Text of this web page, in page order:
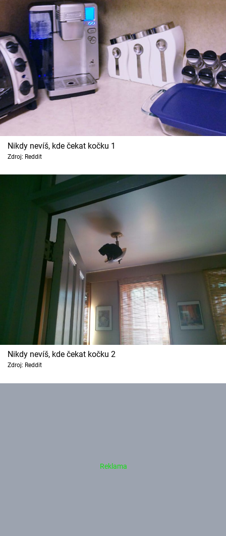
Cool Esport
Pořady
TV Program
Sledujte prima+
Přihlášení
Sledujte nás
Nikdy nevíš, kde čekat kočku 1
Zdroj: Reddit
Nikdy nevíš, kde čekat kočku 2
Zdroj: Reddit